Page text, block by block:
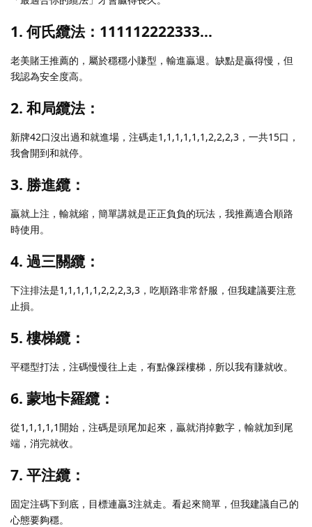
1. 何氏纜法：111112222333…
老美賭王推薦的，屬於穩穩小賺型，輸進贏退。缺點是贏得慢，但
我認為安全度高。
2. 和局纜法：
新牌42口沒出過和就進場，注碼走1,1,1,1,1,1,2,2,2,3，一共15口，
我會開到和就停。
3. 勝進纜：
贏就上注，輸就縮，簡單講就是正正負負的玩法，我推薦適合順路
時使用。
4. 過三關纜：
下注排法是1,1,1,1,1,2,2,2,3,3，吃順路非常舒服，但我建議要注意
止損。
5. 樓梯纜：
平穩型打法，注碼慢慢往上走，有點像踩樓梯，所以我有賺就收。
6. 蒙地卡羅纜：
從1,1,1,1,1開始，注碼是頭尾加起來，贏就消掉數字，輸就加到尾
端，消完就收。
7. 平注纜：
固定注碼下到底，目標連贏3注就走。看起來簡單，但我建議自己的
心態要夠穩。